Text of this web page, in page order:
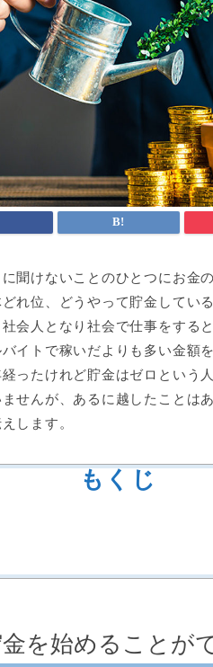
聞けないことのひとつにお金
れ位、どうやって貯金してい
会人となり社会で仕事をする
イトで稼いだよりも多い金額
ったけれど貯金はゼロという
せんが、あるに越したことは
します。
もくじ
を始めることが